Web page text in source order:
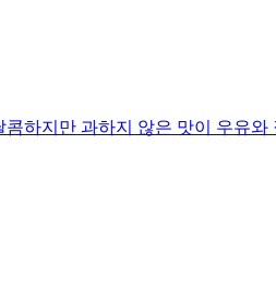
하지만 과하지 않은 맛이 우유와